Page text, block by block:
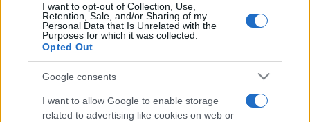
I want to opt-out of Collection, Use,
Retention, Sale, and/or Sharing of my
Personal Data that Is Unrelated with the
Purposes for which it was collected.
Opted Out
Google consents
I want to allow Google to enable storage
related to advertising like cookies on web or
legjelentősebb gondolkodójának tartják.
Blech professzor elmondta: a Maimonidész-kötet "a zsidó
joggal foglalkozó nagy munkát, a Misné Tórát is tartalmazza,
mely a zsidó törvények minden későbbi írásba foglalásához
kiindulópontként szolgált". Nincs írásos nyoma annak,